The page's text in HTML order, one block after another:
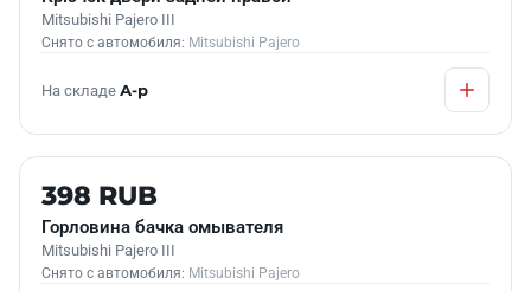
Mitsubishi Pajero III
Снято с автомобиля: Mitsubishi Pajero
На складе А-р
Б/У В НАЛИЧИИ
398 RUB
Горловина бачка омывателя
Mitsubishi Pajero III
Снято с автомобиля: Mitsubishi Pajero